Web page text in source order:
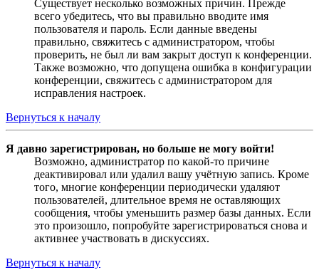
Существует несколько возможных причин. Прежде
всего убедитесь, что вы правильно вводите имя
пользователя и пароль. Если данные введены
правильно, свяжитесь с администратором, чтобы
проверить, не был ли вам закрыт доступ к конференции.
Также возможно, что допущена ошибка в конфигурации
конференции, свяжитесь с администратором для
исправления настроек.
Вернуться к началу
Я давно зарегистрирован, но больше не могу войти!
Возможно, администратор по какой-то причине
деактивировал или удалил вашу учётную запись. Кроме
того, многие конференции периодически удаляют
пользователей, длительное время не оставляющих
сообщения, чтобы уменьшить размер базы данных. Если
это произошло, попробуйте зарегистрироваться снова и
активнее участвовать в дискуссиях.
Вернуться к началу